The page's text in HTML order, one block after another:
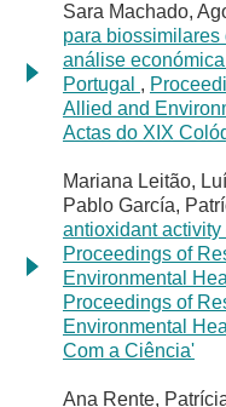
Sara Machado,
para
análise
Portugal ,
Allied and
Actas do XIX
Mariana Leitão,
Pablo García,
antioxidant
Proceedings of
Environmental
Proceedings of
Environmental
Com a Ciência'
Ana Rente,